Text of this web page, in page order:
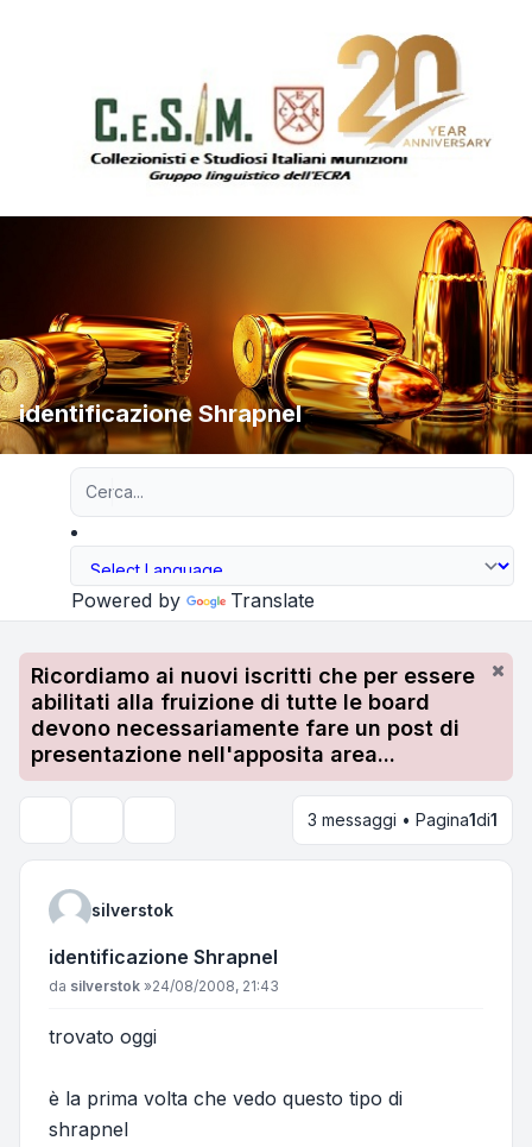
identificazione Shrapnel
Powered by Translate
Ricordiamo ai nuovi iscritti che per essere
abilitati alla fruizione di tutte le board
devono necessariamente fare un post di
presentazione nell'apposita area...
3 messaggi • Pagina1di1
silverstok
identificazione Shrapnel
Messaggio
da silverstok »24/08/2008, 21:43
trovato oggi
è la prima volta che vedo questo tipo di
shrapnel